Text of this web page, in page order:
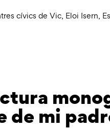
cívics de Vic, Eloi Isern,
de mi